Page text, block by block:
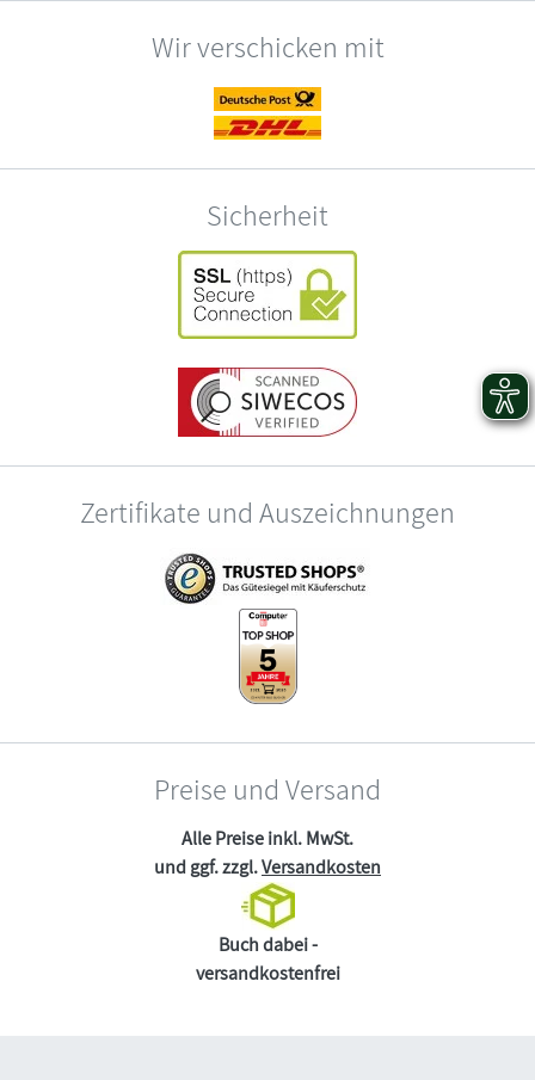
Wir verschicken mit
Sicherheit
Zertifikate und Auszeichnungen
Preise und Versand
Alle Preise inkl. MwSt.
und ggf. zzgl.Versandkosten
Buch dabei -
versandkostenfrei